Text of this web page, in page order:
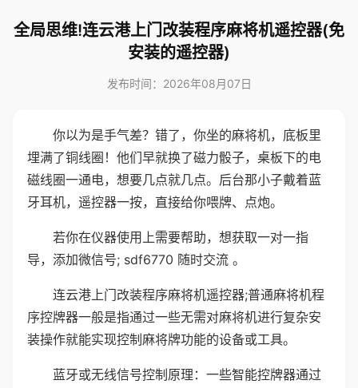
全局思维!连云港上门改装程序麻将机遥控器(免
安装的遥控器)
发布时间：2026年08月07日
你以为是手气差？错了，你坐的麻将机，底板里
埋满了铜线圈！他们早就换了磁力骰子，桌板下的电
磁线圈一通电，想要几点就几点。后台那小子戴着蓝
牙耳机，遥控器一按，直接给你喂牌、点炮。
若你在仪器使用上需要帮助，想获取一对一指
导，添加微信号; sdf6770 随时交流 。
连云港上门改装程序麻将机遥控器;普通麻将机程
序控牌器一般是指通过一些无需对麻将机进行复杂安
装操作就能实现控制麻将牌功能的设备或工具。
蓝牙或无线信号控制原理：一些智能控牌器通过